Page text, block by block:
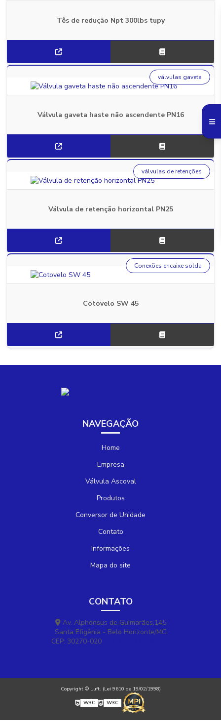
Tês de redução Npt 300lbs tupy
Válvula gaveta haste não ascendente PN16
válvulas gaveta
Válvula de retenção horizontal PN25
válvulas de retenções
Cotovelo SW 45
Conexões encaixe solda
NAVEGAÇÃO
Home
Empresa
Válvula Ascoval
Produtos
Conversor de Unidade
Contato
Informações
Mapa do site
CONTATO
Av. Alphonsus de Guimarães,145
Santa Efigênia - Belo Horizonte/MG
CEP: 30270-020
Copyright © Luft. (Lei 9610 de 19/02/1998)
W3C
W3C